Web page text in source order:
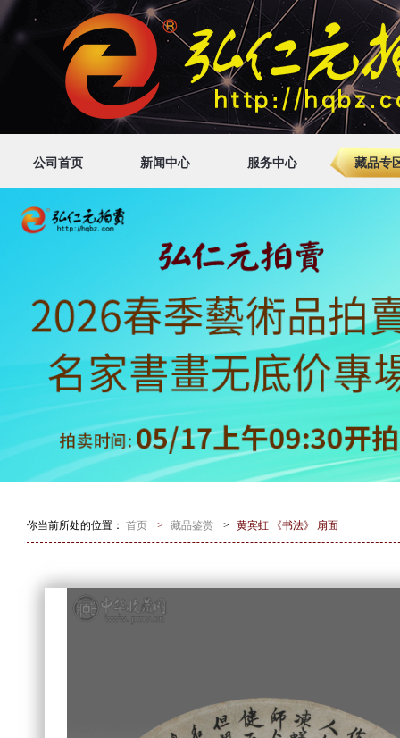
公司首页 新闻中心 服务中心 藏品专
你当前所处的位置： 首页 > 藏品鉴赏 > 黄宾虹 《书法》 扇面